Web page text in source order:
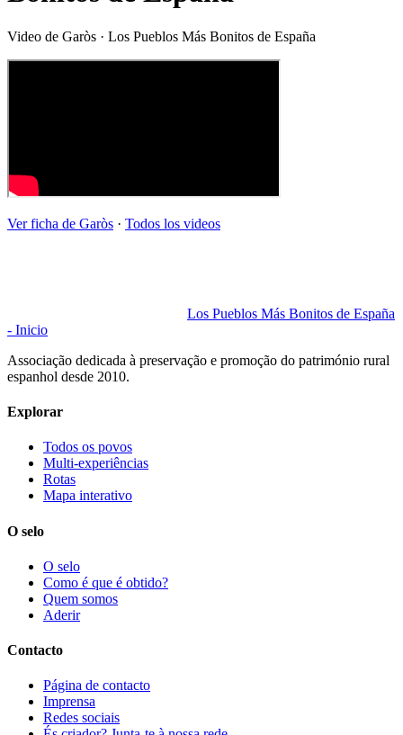
Video de Garòs · Los Pueblos Más Bonitos de España
Ver ficha de Garòs · Todos los videos
Los Pueblos Más Bonitos de España
- Inicio
Associação dedicada à preservação e promoção do património rural
espanhol desde 2010.
Explorar
Todos os povos
Multi-experiências
Rotas
Mapa interativo
O selo
O selo
Como é que é obtido?
Quem somos
Aderir
Contacto
Página de contacto
Imprensa
Redes sociais